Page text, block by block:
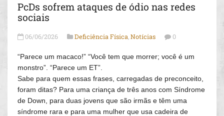
PcDs sofrem ataques de ódio nas redes
sociais
06/06/2026 Deficiência Física Notícias 0
“Parece um macaco!” “Você tem que morrer; você é um
monstro”. “Parece um ET”.
Sabe para quem essas frases, carregadas de preconceito,
foram ditas? Para uma criança de três anos com Síndrome
de Down, para duas jovens que são irmãs e têm uma
síndrome rara e para uma mulher que usa cadeira de